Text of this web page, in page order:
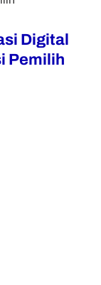
Digital
Pemilih